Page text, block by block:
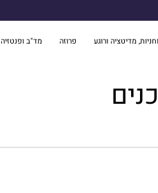
מדיטציה ורוגע פרוזה מד"ב ופנטזיה